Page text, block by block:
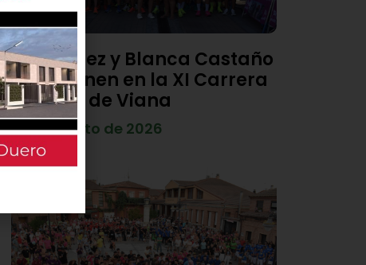
Diego Díez y Blanca Castaño
se imponen en la XI Carrera
Popular de Viana
4 de agosto de 2026